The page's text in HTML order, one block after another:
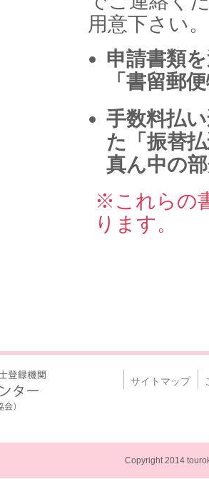
用意下さい。
申請書類
「書留郵
手数料払
た「振替
真ん中の
※これらの
ります。
サイトマップ
Copyright 2014